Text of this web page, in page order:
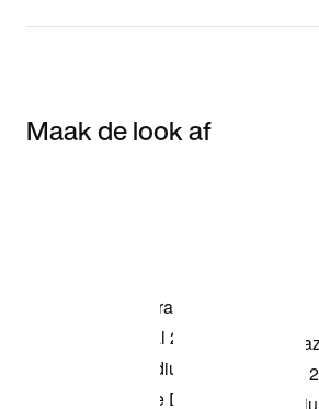
Maak de look af